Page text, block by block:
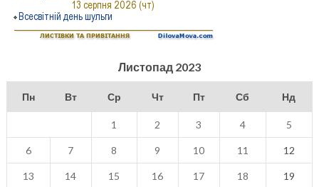
Листопад 2023
Пн Вт Ср Чт Пт Сб Нд
1 2 3 4 5
6 7 8 9 10 11 12
13 14 15 16 17 18 19